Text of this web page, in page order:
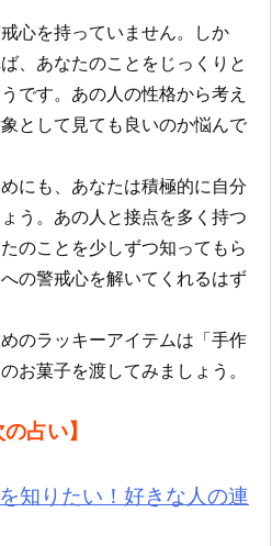
心を持っていません。しか
、あなたのことをじっくりと
です。あの人の性格から考え
として見ても良いのか悩んで
にも、あなたは積極的に自分
う。あの人と接点を多く持つ
のことを少しずつ知ってもら
の警戒心を解いてくれるはず
のラッキーアイテムは「手作
お菓子を渡してみましょう。
の占い】
知りたい！好きな人の連